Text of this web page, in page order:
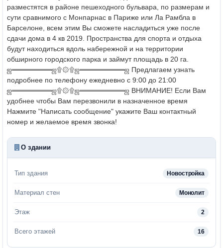
разместятся в районе пешеходного бульвара, по размерам и
сути сравнимого с Монпарнас в Париже или Ла Рамбла в
Барселоне, всем этим Вы сможете насладиться уже после
сдачи дома в 4 кв 2019. Пространства для спорта и отдыха
будут находиться вдоль набережной и на территории
обширного городского парка и займут площадь в 20 га.
ஜ════════ஜ۩۞۩ஜ═════════ஜ Предлагаем узнать
подробнее по телефону ежедневно с 9:00 до 21:00
ஜ════════ஜ۩۞۩ஜ═════════ஜ ВНИМАНИЕ! Если Вам
удобнее чтобы Вам перезвонили в назначенное время
Нажмите "Написать сообщение" укажите Ваш контактный
номер и желаемое время звонка!
О здании
Тип здания Новостройка
Материал стен Монолит
Этаж 2
Всего этажей 16